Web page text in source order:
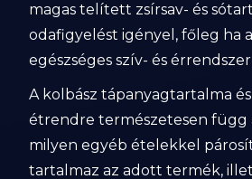
magas telített zsírsav- és
odafigyelést igényel, főleg ha
egészséges szív- és
A kolbász tápanyagtartalma és
étrendre természetesen függ
milyen egyéb ételekkel
tartalmaz az adott termék,